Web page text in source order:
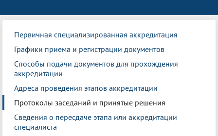
Первичная специализированная аккредитация
Графики приема и регистрации документов
Способы подачи документов для прохождения
аккредитации
Адреса проведения этапов аккредитации
Протоколы заседаний и принятые решения
Сведения о пересдаче этапа или аккредитации
специалиста